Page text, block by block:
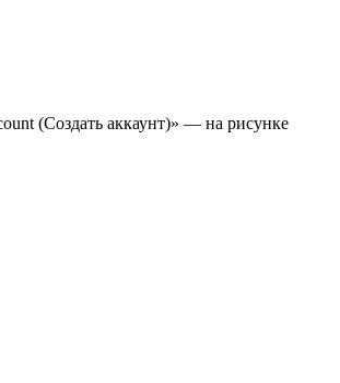
(Создать аккаунт)» — на рисунке